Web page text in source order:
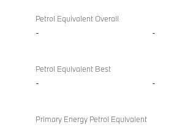
Petrol Equivalent Overall
- -
Petrol Equivalent Best
- -
Primary Energy Petrol Equivalent